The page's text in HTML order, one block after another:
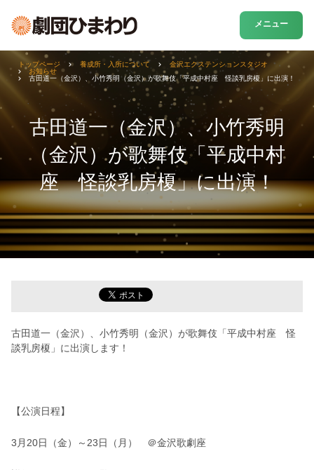
メニュー
古田道一（金沢）、小竹秀明
（金沢）が歌舞伎「平成中村
座 怪談乳房榎」に出演！
トップページ 養成所・入所について
金沢エクステンションスタジオ
お知らせ
古田道一（金沢）、小竹秀明（金沢）が歌舞伎「平成中村座 怪談乳房榎」に出演！
古田道一（金沢）、小竹秀明（金沢）が歌舞伎「平成中村座 怪
談乳房榎」に出演します！
【公演日程】
3月20日（金）～23日（月） ＠金沢歌劇座